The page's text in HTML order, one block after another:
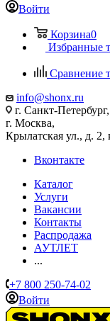
Войти
Корзина0
Избранные
Сравнение
info@shonx.ru
г. Санкт-
г. Москва,
Крылатская ул., д. 2,
Вконтакте
Каталог
Услуги
Вакансии
Контакты
Распродажа
АУТЛЕТ
...
+7 800 250-74-02
Войти